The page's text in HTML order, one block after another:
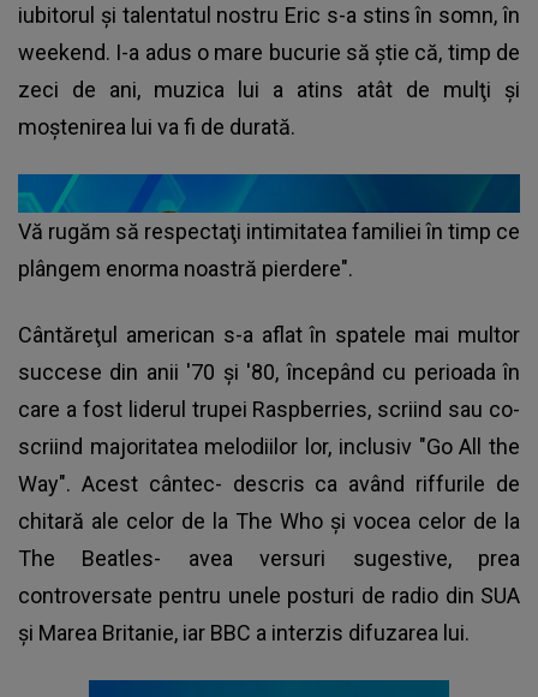
iubitorul şi talentatul nostru Eric s-a stins în somn, în
weekend. I-a adus o mare bucurie să ştie că, timp de
zeci de ani, muzica lui a atins atât de mulţi şi
moştenirea lui va fi de durată.
Vă rugăm să respectaţi intimitatea familiei în timp ce
plângem enorma noastră pierdere".
Cântăreţul american s-a aflat în spatele mai multor
succese din anii '70 şi '80, începând cu perioada în
care a fost liderul trupei Raspberries, scriind sau co-
scriind majoritatea melodiilor lor, inclusiv "Go All the
Way". Acest cântec- descris ca având riffurile de
chitară ale celor de la The Who şi vocea celor de la
The Beatles- avea versuri sugestive, prea
controversate pentru unele posturi de radio din SUA
şi Marea Britanie, iar BBC a interzis difuzarea lui.